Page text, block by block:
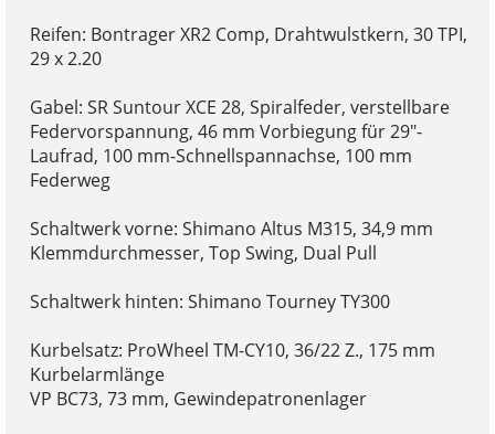
Reifen: Bontrager XR2 Comp, Drahtwulstkern, 30 TPI,
29 x 2.20
Gabel: SR Suntour XCE 28, Spiralfeder, verstellbare
Federvorspannung, 46 mm Vorbiegung für 29"-
Laufrad, 100 mm-Schnellspannachse, 100 mm
Federweg
Schaltwerk vorne: Shimano Altus M315, 34,9 mm
Klemmdurchmesser, Top Swing, Dual Pull
Schaltwerk hinten: Shimano Tourney TY300
Kurbelsatz: ProWheel TM-CY10, 36/22 Z., 175 mm
Kurbelarmlänge
VP BC73, 73 mm, Gewindepatronenlager